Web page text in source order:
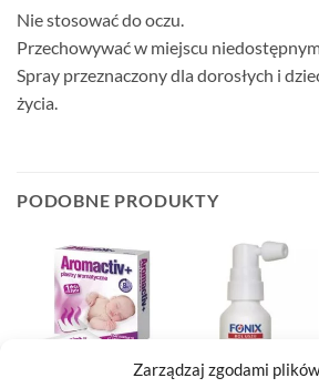
Zarządzaj zgodami plików
Nie stosować do oczu.
Przechowywać w miejscu
Spray przeznaczony dla dorosłych i
życia.
PODOBNE PRODUKTY